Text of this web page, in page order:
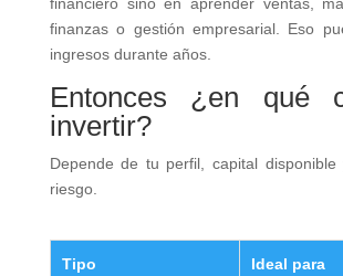
finanzas o gestión empresarial. Eso
ingresos durante años.
Entonces ¿en qué
invertir?
Depende de tu perfil, capital
riesgo.
Tipo Ideal para